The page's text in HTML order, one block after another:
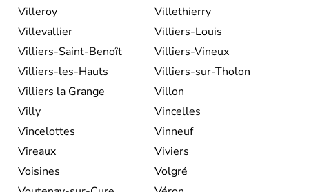
Villeroy
Villethierry
Villevallier
Villiers-Louis
Villiers-Saint-Benoît
Villiers-Vineux
Villiers-les-Hauts
Villiers-sur-Tholon
Villiers la Grange
Villon
Villy
Vincelles
Vincelottes
Vinneuf
Vireaux
Viviers
Voisines
Volgré